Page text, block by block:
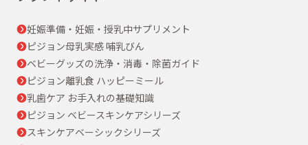
妊娠準備・妊娠・授乳中サプリメント
ピジョン母乳実感 哺乳びん
ベビーグッズの洗浄・消毒・除菌ガイド
ピジョン離乳食 ハッピーミール
乳歯ケア お手入れの基礎知識
ピジョン ベビースキンケアシリーズ
スキンケアベーシックシリーズ